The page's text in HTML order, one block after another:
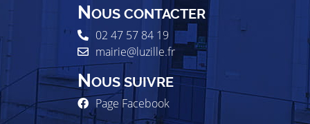
NOUS CONTACTER
02 47 57 84 19
mairie@luzille.fr
NOUS SUIVRE
Page Facebook